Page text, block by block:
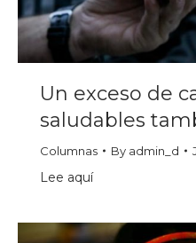
Un exceso de
saludables
Columnas By admin_d
Lee aquí